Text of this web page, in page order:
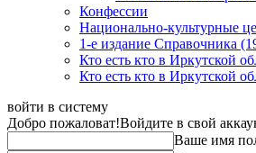
Конфессии
Национально-культурные
1-е издание Справочника
Кто есть кто в Иркутской
Кто есть кто в Иркутской
войти в систему
Добро пожаловат!Войдите в свой
Ваше имя